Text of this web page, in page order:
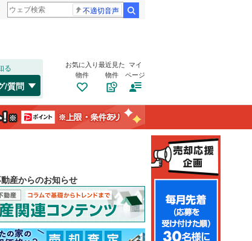
不適切音声
る
/質問
お気に入り
物件
最近見た
物件
マイ
ページ
産からのお知らせ